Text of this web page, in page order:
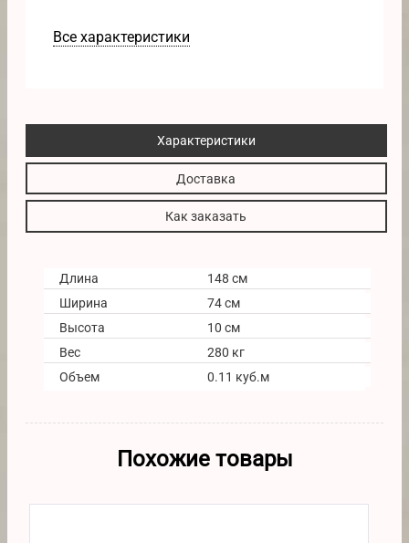
Все характеристики
Характеристики
Доставка
Как заказать
Длина
148 см
Ширина
74 см
Высота
10 см
Вес
280 кг
Объем
0.11 куб.м
Похожие товары